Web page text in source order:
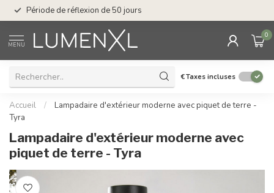
Période de réflexion de 50 jours
MENU
0
€Taxes incluses
Accueil /
Lampadaire d'extérieur moderne avec piquet de terre -
Tyra
Lampadaire d'extérieur moderne avec
piquet de terre - Tyra